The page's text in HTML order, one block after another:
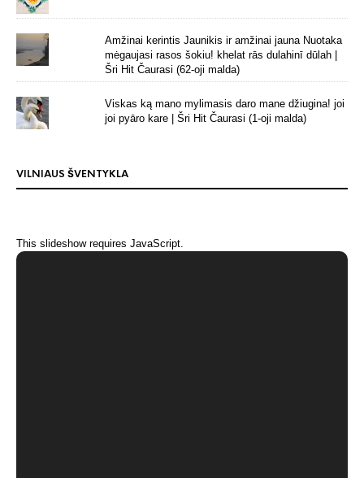
Amžinai kerintis Jaunikis ir amžinai jauna Nuotaka
mėgaujasi rasos šokiu! khelat rās dulahinī dūlah |
Šri Hit Čaurasi (62-oji malda)
Viskas ką mano mylimasis daro mane džiugina! joi
joi pyāro kare | Šri Hit Čaurasi (1-oji malda)
VILNIAUS ŠVENTYKLA
This slideshow requires JavaScript.